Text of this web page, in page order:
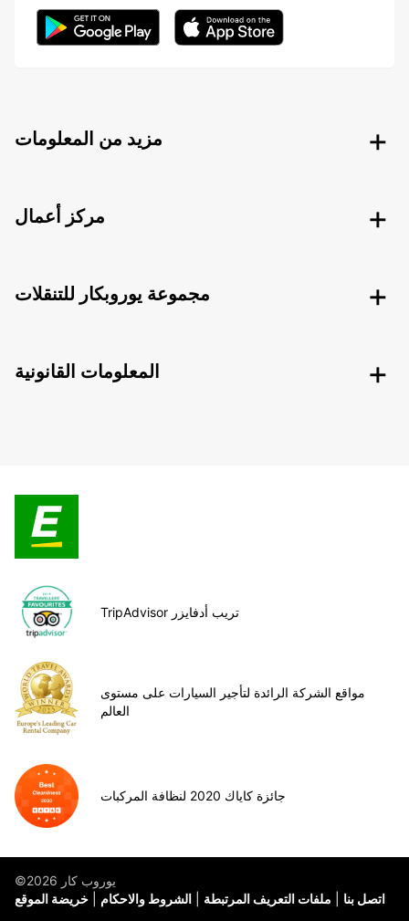
مزيد من المعلومات
مركز أعمال
مجموعة يوروبكار للتنقلات
المعلومات القانونية
TripAdvisor تريب أدفايزر
مواقع الشركة الرائدة لتأجير السيارات على مستوى
العالم
جائزة كاياك 2020 لنظافة المركبات
©يوروب كار 2026
خريضة الموقع
الشروط والاحكام ملفات التعريف المرتبطة اتصل بنا